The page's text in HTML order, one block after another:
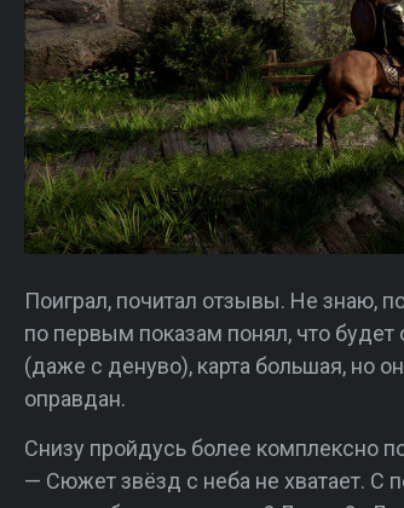
Поиграл, почитал отзывы. Не знаю,
по первым показам понял, что
(даже с денуво), карта большая, но
оправдан.
Снизу пройдусь более комплексно
— Сюжет звёзд с неба не хватает. С